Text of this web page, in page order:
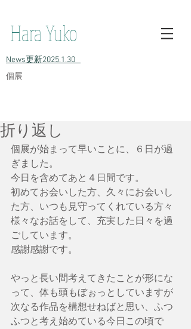
Hara Yuko
​News更新2025.1.30
​個展
折り返し
個展が始まって早いことに、６日が過
ぎました。
今日を含めてあと４日間です。
初めてお会いした方、久々にお会いし
た方、いつも見守ってくれている方々
様々なお話をして、充実した日々を過
ごしています。
感謝感謝です。
やっと長い間考えてきたことが形にな
って、体も頭もぼぉっとしていますが
次なる作品を構想せねばと思い、ふつ
ふつと考え始めている今日この頃で